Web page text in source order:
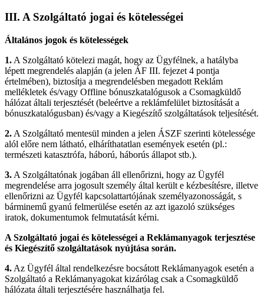
III. A Szolgáltató jogai és kötelességei
Általános jogok és kötelességek
1. A Szolgáltató kötelezi magát, hogy az Ügyfélnek, a hatályba
lépett megrendelés alapján (a jelen ÁF III. fejezet 4 pontja
értelmében), biztosítja a megrendelésben megadott Reklám
mellékletek és/vagy Offline bónuszkatalógusok a Csomagküldő
hálózat általi terjesztését (beleértve a reklámfelület biztosítását a
bónuszkatalógusban) és/vagy a Kiegészítő szolgáltatások teljesítését.
2. A Szolgáltató mentesül minden a jelen ÁSZF szerinti kötelessége
alól előre nem látható, elháríthatatlan események esetén (pl.:
természeti katasztrófa, háború, háborús állapot stb.).
3. A Szolgáltatónak jogában áll ellenőrizni, hogy az Ügyfél
megrendelése arra jogosult személy által került e kézbesítésre, illetve
ellenőrizni az Ügyfél kapcsolattartójának személyazonosságát, s
bárminemű gyanú felmerülése esetén az azt igazoló szükséges
iratok, dokumentumok felmutatását kérni.
A Szolgáltató jogai és kötelességei a Reklámanyagok terjesztése
és Kiegészítő szolgáltatások nyújtása során.
4. Az Ügyfél által rendelkezésre bocsátott Reklámanyagok esetén a
Szolgáltató a Reklámanyagokat kizárólag csak a Csomagküldő
hálózata általi terjesztésére használhatja fel.